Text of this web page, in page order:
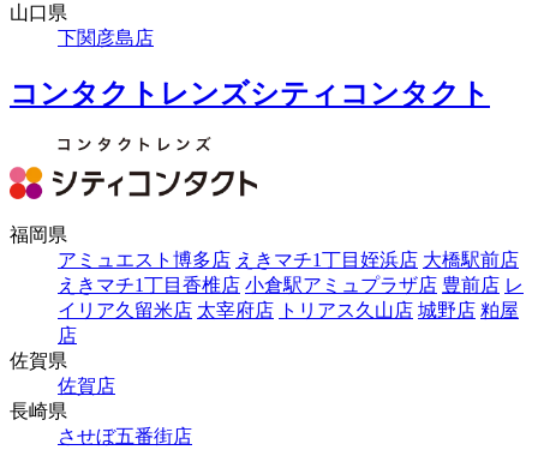
山口県
下関彦島店
コンタクトレンズシティコンタクト
福岡県
アミュエスト博多店 えきマチ1丁目姪浜店 大橋駅前店
えきマチ1丁目香椎店 小倉駅アミュプラザ店 豊前店 レ
イリア久留米店 太宰府店 トリアス久山店 城野店 粕屋
店
佐賀県
佐賀店
長崎県
させぼ五番街店